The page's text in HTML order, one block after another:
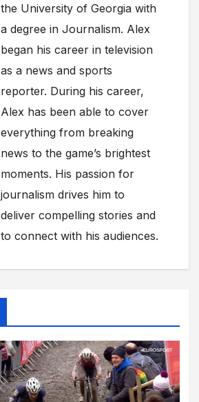
the University of Georgia with
a degree in Journalism. Alex
began his career in television
as a news and sports
reporter. During his career,
Alex has been able to cover
everything from breaking
news to the game’s brightest
moments. His passion for
journalism drives him to
deliver compelling stories and
to connect with his audiences.